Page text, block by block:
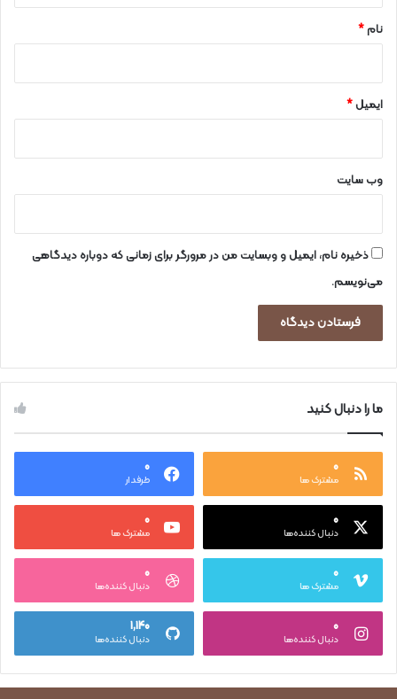
نام*
ایمیل*
وب‌ سایت
ذخیره نام، ایمیل و وبسایت من در مرورگر برای زمانی که دوباره دیدگاهی
می‌نویسم.
ما را دنبال کنید
۰
مشترک ها
۰
طرفدار
۰
دنبال کننده‌ها
۰
مشترک ها
۰
مشترک ها
۰
دنبال کننده‌ها
۰
دنبال کننده‌ها
۱,۱۴۰
دنبال کننده‌ها